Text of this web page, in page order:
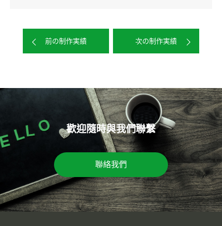
前の制作実績 次の制作実績
歡迎隨時與我們聯繫
聯絡我們